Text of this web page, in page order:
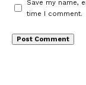
Save my name,
time I comment.